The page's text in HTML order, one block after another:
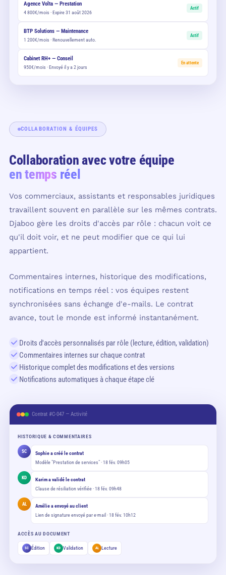
Agence Volta — Prestation
4 800€/mois · Expire 31 août 2026
Actif
BTP Solutions — Maintenance
1 200€/mois · Renouvellement auto.
Actif
Cabinet RH+ — Conseil
950€/mois · Envoyé il y a 2 jours
En attente
COLLABORATION & ÉQUIPES
Collaboration avec votre équipe
en temps réel
Vos commerciaux, assistants et responsables juridiques
travaillent souvent en parallèle sur les mêmes contrats.
Djaboo gère les droits d'accès par rôle : chacun voit ce
qu'il doit voir, et ne peut modifier que ce qui lui
appartient.
Commentaires internes, historique des modifications,
notifications en temps réel : vos équipes restent
synchronisées sans échange d'e-mails. Le contrat
avance, tout le monde est informé instantanément.
Droits d'accès personnalisés par rôle (lecture, édition, validation)
Commentaires internes sur chaque contrat
Historique complet des modifications et des versions
Notifications automatiques à chaque étape clé
Contrat #C-047 — Activité
HISTORIQUE & COMMENTAIRES
SC
Sophie a créé le contrat
Modèle "Prestation de services" · 18 fév. 09h05
KD
Karim a validé le contrat
Clause de résiliation vérifiée · 18 fév. 09h48
AL
Amélie a envoyé au client
Lien de signature envoyé par e-mail · 18 fév. 10h12
ACCÈS AU DOCUMENT
SC Édition KD Validation AL Lecture